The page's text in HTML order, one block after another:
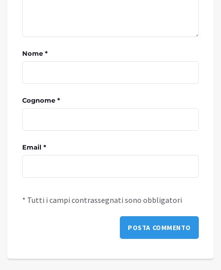
Nome *
Cognome *
Email *
* Tutti i campi contrassegnati sono obbligatori